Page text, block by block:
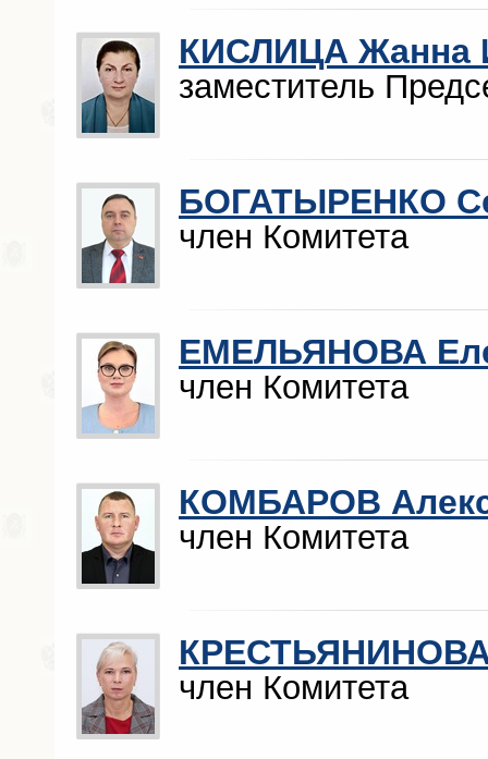
КИСЛИЦА Жанна
заместитель
БОГАТЫРЕНКО
член Комитета
ЕМЕЛЬЯНОВА
член Комитета
КОМБАРОВ
член Комитета
КРЕСТЬЯНИНОВА
член Комитета